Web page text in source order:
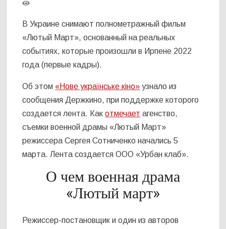
В Украине снимают полнометражный фильм
«Лютый Март», основанный на реальных
событиях, которые произошли в Ирпене 2022
года (первые кадры).
Об этом «Нове українське кіно» узнало из
сообщения Держкино, при поддержке которого
создается лента. Какотмечает агенство,
съемки военной драмы «Лютый Март»
режиссера Сергея Сотниченко начались 5
марта. Лента создается ООО «Урбан клаб».
О чем военная драма
«Лютый март»
Режиссер-постановщик и один из авторов